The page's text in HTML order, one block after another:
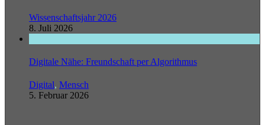
Wissenschaftsjahr 2026
8. Juli 2026
Digitale Nähe: Freundschaft per Algorithmus
Digital, Mensch
5. Februar 2026